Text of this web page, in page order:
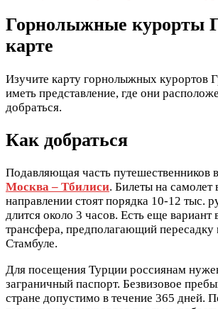
Горнолыжные курорты
карте
Изучите карту горнолыжных курортов
иметь представление, где они
добраться.
Как добраться
Подавляющая часть путешественников
Москва – Тбилиси. Билеты на самолет
направлении стоят порядка 10-12 тыс.
длится около 3 часов. Есть еще вариант
трансфера, предполагающий пересадку
Стамбуле.
Для посещения Турции россиянам
заграничный паспорт. Безвизовое
стране допустимо в течение 365 дней.